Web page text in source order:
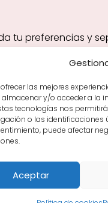
ofrecer las mejores
y/o acceder a la
tecnologías nos
o las identificaciones
puede afectar
Aceptar
tu preferencias y
Tiendas de vino
en Rioja Vino